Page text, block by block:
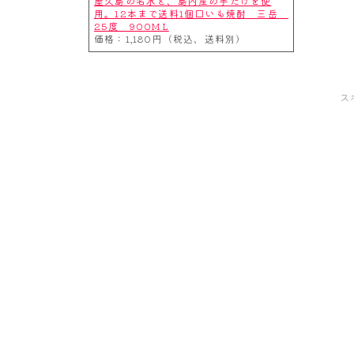
用。12本まで送料1個口いも焼酎 三岳
25度 900ML
価格：1,180円（税込、送料別）
ス